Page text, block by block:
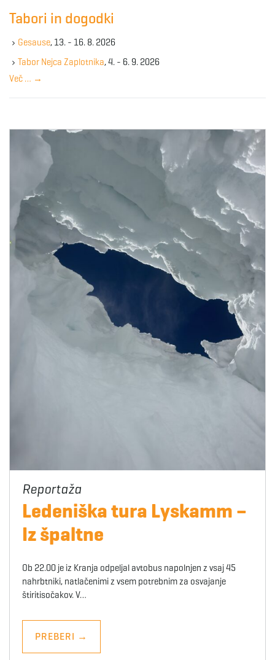
e
y
w
r
Tabori in dogodki
Gesause, 13. - 16. 8. 2026
Tabor Nejca Zaplotnika, 4. - 6. 9. 2026
Več … →
Ledeniška tura Lyskamm –
Iz špaltne
Ob 22.00 je iz Kranja odpeljal avtobus napolnjen z vsaj 45
nahrbtniki, natlačenimi z vsem potrebnim za osvajanje
štiritisočakov. V…
PREBERI →